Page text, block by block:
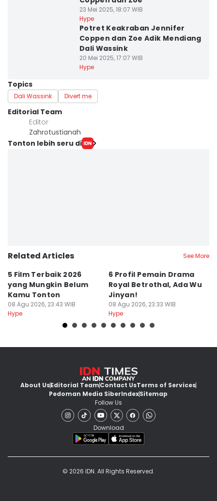
23 Mei 2025, 18:07 WIB
Hype
Potret Keakraban Jennifer
Coppen dan Zoe Adik Mendiang
Dali Wassink
20 Mei 2025, 17:07 WIB
Hype
Topics
Dali Wassink Divert me
Editorial Team
Editor
Zahrotustianah
Tonton lebih seru di
Related Articles See More
5 Film Terbaik 2026
yang Mungkin Belum
Kamu Tonton
08 Agu 2026, 23:43 WIB
Hype
6 Profil Pemain Drama
Royal Betrothal, Ada Wu
Jinyan!
08 Agu 2026, 23:33 WIB
Hype
About UsEditorial TeamContact UsTerms of Services
Pedoman Media SiberIndexSitemap
Follow Us
Download
© 2026 IDN. All Rights Reserved.